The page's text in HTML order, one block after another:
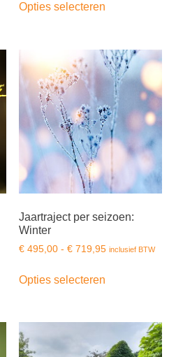
Opties selecteren
Jaartraject per seizoen:
Winter
€495,00 - €719,95 inclusief BTW
Opties selecteren